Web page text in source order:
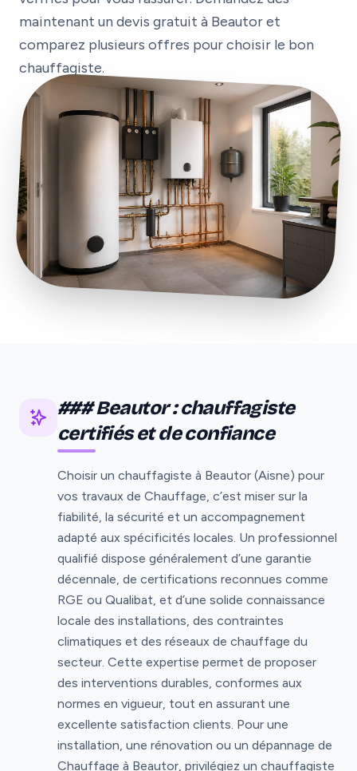
maintenant un devis gratuit à Beautor et
comparez plusieurs offres pour choisir le bon
chauffagiste.
### Beautor : chauffagiste
certifiés et de confiance
Choisir un chauffagiste à Beautor (Aisne) pour
vos travaux de Chauffage, c’est miser sur la
fiabilité, la sécurité et un accompagnement
adapté aux spécificités locales. Un professionnel
qualifié dispose généralement d’une garantie
décennale, de certifications reconnues comme
RGE ou Qualibat, et d’une solide connaissance
locale des installations, des contraintes
climatiques et des réseaux de chauffage du
secteur. Cette expertise permet de proposer
des interventions durables, conformes aux
normes en vigueur, tout en assurant une
excellente satisfaction clients. Pour une
installation, une rénovation ou un dépannage de
Chauffage à Beautor, privilégiez un chauffagiste